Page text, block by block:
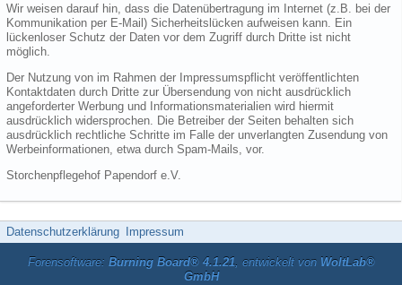
Wir weisen darauf hin, dass die Datenübertragung im Internet (z.B. bei der
Kommunikation per E-Mail) Sicherheitslücken aufweisen kann. Ein
lückenloser Schutz der Daten vor dem Zugriff durch Dritte ist nicht
möglich.
Der Nutzung von im Rahmen der Impressumspflicht veröffentlichten
Kontaktdaten durch Dritte zur Übersendung von nicht ausdrücklich
angeforderter Werbung und Informationsmaterialien wird hiermit
ausdrücklich widersprochen. Die Betreiber der Seiten behalten sich
ausdrücklich rechtliche Schritte im Falle der unverlangten Zusendung von
Werbeinformationen, etwa durch Spam-Mails, vor.
Storchenpflegehof Papendorf e.V.
Datenschutzerklärung Impressum
Forensoftware: Burning Board® 4.1.21, entwickelt von WoltLab®
GmbH